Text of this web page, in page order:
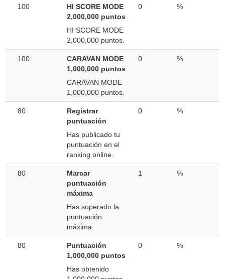
100
HI SCORE MODE
2,000,000 puntos
HI SCORE MODE
2,000,000 puntos.
0 %
100
CARAVAN MODE
1,000,000 puntos
CARAVAN MODE
1,000,000 puntos.
0 %
80
Registrar
puntuación
Has publicado tu
puntuación en el
ranking online.
0 %
80
Marcar
puntuación
máxima
Has superado la
puntuación
máxima.
1 %
80
Puntuación
1,000,000 puntos
Has obtenido
0 %